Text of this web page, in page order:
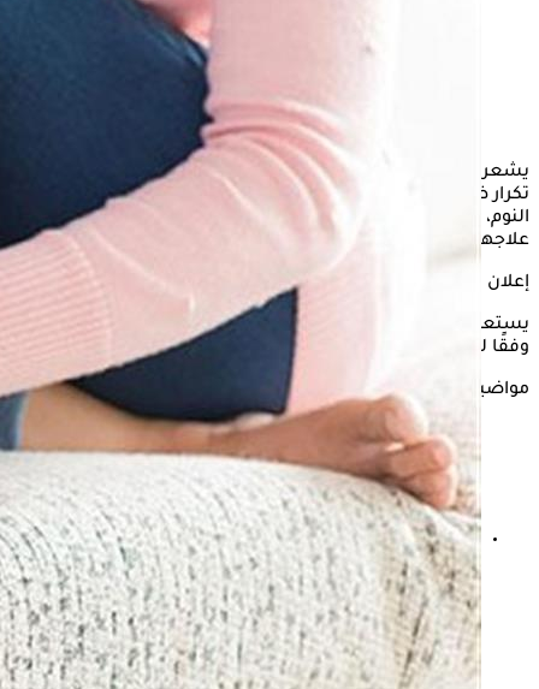
يشعر بعض الأشخاص بحكة في الساقين لكنها تزداد ليلًا، لكن مع
تكرار ظهور هذا العرض المزعج؛ يصعب على بعض الأشخاص
النوم، إلا أن هذه العلامة قد تشير إلى مشكلات صحية يجب
علاجها.
إعلان
يستعرض "الكونسلتو" في التقرير التالي، أسباب حكة الساقين ليلًا،
وفقًا للموقع المختص بنمط الحياة الصحي "Live strong".
مواضيع ذات صلة
حكة الجلد.. أسباب شائعة من البشرة الجافة إلى الأمراض
العصبية والنفسية